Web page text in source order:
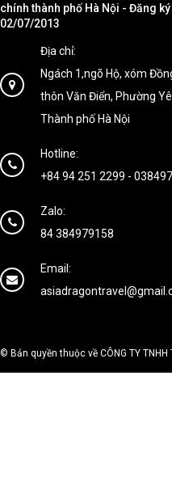
chính thành phố Hà Nội - Đăng
02/07/2013
Địa chỉ:
Ngách 1,ngõ Hộ, xóm
thôn Văn Điển, Phường
Thành phố Hà Nội
Hotline:
+84 94 251 2299 -
Zalo:
84 384979158
Email:
© Bản quyền thuộc về CÔNG TY TNHH